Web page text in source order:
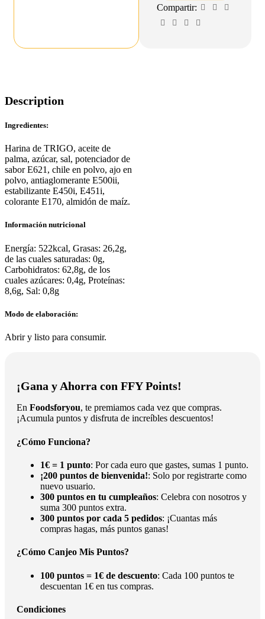
Compartir:
Description
Ingredientes:
Harina de TRIGO, aceite de
palma, azúcar, sal, potenciador de
sabor E621, chile en polvo, ajo en
polvo, antiaglomerante E500ii,
estabilizante E450i, E451i,
colorante E170, almidón de maíz.
Información nutricional
Energía: 522kcal, Grasas: 26,2g,
de las cuales saturadas: 0g,
Carbohidratos: 62,8g, de los
cuales azúcares: 0,4g, Proteínas:
8,6g, Sal: 0,8g
Modo de elaboración:
Abrir y listo para consumir.
¡Gana y Ahorra con FFY Points!
En Foodsforyou, te premiamos cada vez que compras.
¡Acumula puntos y disfruta de increíbles descuentos!
¿Cómo Funciona?
1€ = 1 punto: Por cada euro que gastes, sumas 1 punto.
¡200 puntos de bienvenida!: Solo por registrarte como
nuevo usuario.
300 puntos en tu cumpleaños: Celebra con nosotros y
suma 300 puntos extra.
300 puntos por cada 5 pedidos: ¡Cuantas más
compras hagas, más puntos ganas!
¿Cómo Canjeo Mis Puntos?
100 puntos = 1€ de descuento: Cada 100 puntos te
descuentan 1€ en tus compras.
Condiciones